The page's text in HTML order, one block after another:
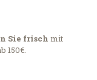
Sie frisch mit
150€.